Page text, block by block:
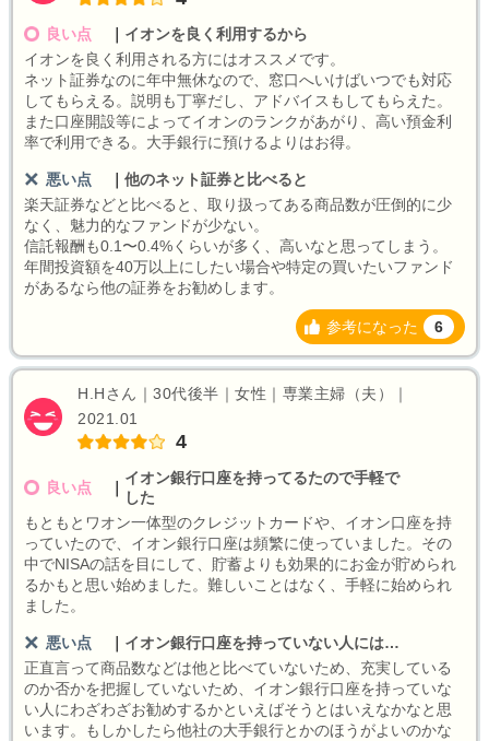
良い点
イオンを良く利用するから
イオンを良く利用される方にはオススメです。
ネット証券なのに年中無休なので、窓口へいけばいつでも対応
してもらえる。説明も丁寧だし、アドバイスもしてもらえた。
また口座開設等によってイオンのランクがあがり、高い預金利
率で利用できる。大手銀行に預けるよりはお得。
悪い点
他のネット証券と比べると
楽天証券などと比べると、取り扱ってある商品数が圧倒的に少
なく、魅力的なファンドが少ない。
信託報酬も0.1〜0.4%くらいが多く、高いなと思ってしまう。
年間投資額を40万以上にしたい場合や特定の買いたいファンド
があるなら他の証券をお勧めします。
参考になった 6
H.Hさん｜30代後半｜女性｜専業主婦（夫）｜
2021.01
4
良い点
イオン銀行口座を持ってるたので手軽で
した
もともとワオン一体型のクレジットカードや、イオン口座を持
っていたので、イオン銀行口座は頻繁に使っていました。その
中でNISAの話を目にして、貯蓄よりも効果的にお金が貯められ
るかもと思い始めました。難しいことはなく、手軽に始められ
ました。
悪い点
イオン銀行口座を持っていない人には…
正直言って商品数などは他と比べていないため、充実している
のか否かを把握していないため、イオン銀行口座を持っていな
い人にわざわざお勧めするかといえばそうとはいえなかなと思
います。もしかしたら他社の大手銀行とかのほうがよいのかな